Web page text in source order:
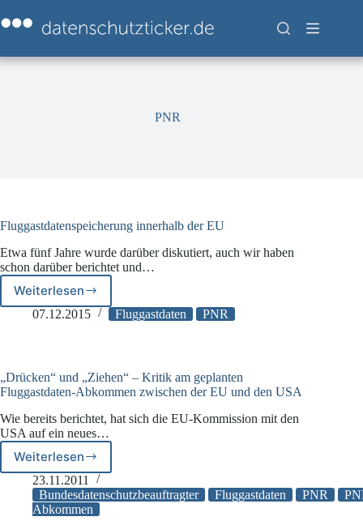
Inhalt
springen
PNR
Fluggastdatenspeicherung innerhalb der EU
Etwa fünf Jahre wurde darüber diskutiert, auch wir haben
schon darüber berichtet und…
WeiterlesenFluggastdatenspeicherung
innerhalb
07.12.2015 Fluggastdaten PNR
„Drücken“ und „Ziehen“ – Kritik am geplanten
Fluggastdaten-Abkommen zwischen der EU und den USA
Wie bereits berichtet, hat sich die EU-Kommission mit den
USA auf ein neues…
Weiterlesen
„Drücken“
und
„Ziehen“
–
23.11.2011
Bundesdatenschutzbeauftragter
Fluggastdaten PNR
Abkommen